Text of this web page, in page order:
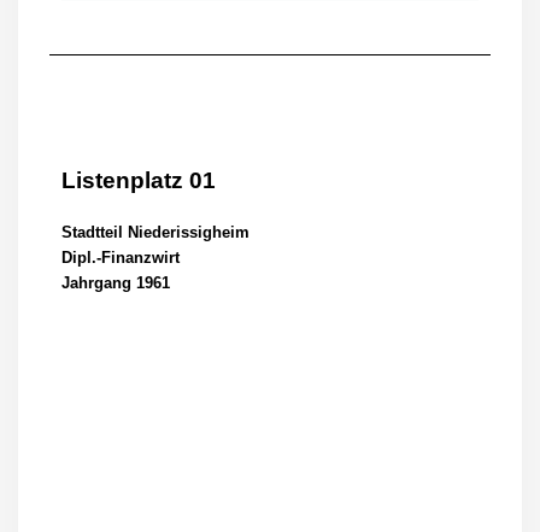
Listenplatz 01
Stadtteil Niederissigheim
Dipl.-Finanzwirt
Jahrgang 1961